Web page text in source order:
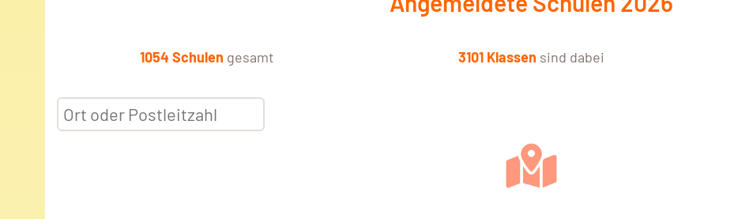
1054 Schulen gesamt 3101 Klassen sind dabei